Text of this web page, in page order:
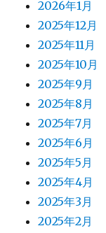
2026年1月
2025年12月
2025年11月
2025年10月
2025年9月
2025年8月
2025年7月
2025年6月
2025年5月
2025年4月
2025年3月
2025年2月